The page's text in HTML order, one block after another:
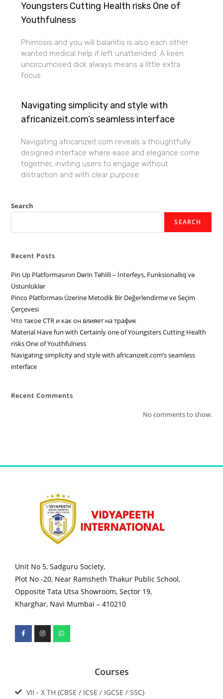
Youngsters Cutting Health risks One of
Youthfulness
Phimosis and you will balanitis is also each other
wanted medical help if left unattended. A keen
uncircumcised dick always means a little extra
focus
Navigating simplicity and style with
africanizeit.com’s seamless interface
Navigating africanizeit.com reveals a thoughtfully
designed interface where ease and elegance come
together, inviting users to engage without
distraction and with clear purpose.
Search
SEARCH
Recent Posts
Pin Up Platformasının Dərin Təhlili – İnterfeys, Funksionallıq və
Üstünlüklər
Pinco Platforması Üzerine Metodik Bir Değerlendirme ve Seçim
Çerçevesi
Что такое CTR и как он влияет на трафик
Material Have fun with Certainly one of Youngsters Cutting Health
risks One of Youthfulness
Navigating simplicity and style with africanizeit.com’s seamless
interface
Recent Comments
No comments to show.
Unit No 5, Sadguru Society,
Plot No -20, Near Ramsheth Thakur Public School,
Opposite Tata Utsa Showroom, Sector 19,
Kharghar, Navi Mumbai – 410210
Courses
VII - X TH (CBSE / ICSE / IGCSE / SSC)